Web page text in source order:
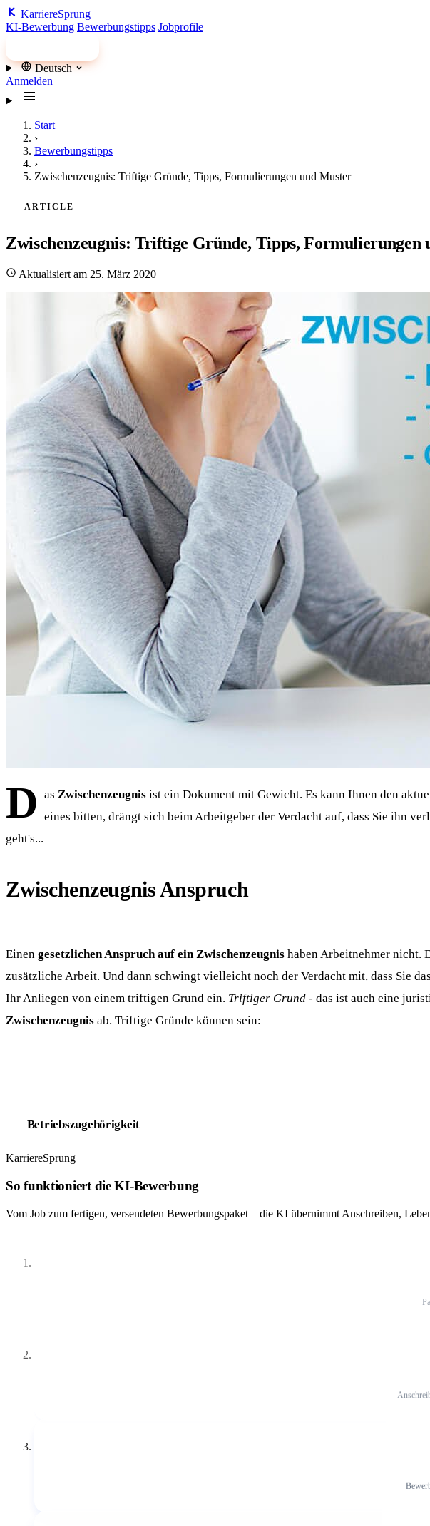
KarriereSprung
KI-Bewerbung Bewerbungstipps Jobprofile
Deutsch
Anmelden
Start
›
Bewerbungstipps
›
Zwischenzeugnis: Triftige Gründe, Tipps, Formulierungen und Muster
ARTICLE
Zwischenzeugnis: Triftige Gründe, Tipps, Formulierungen
Aktualisiert am 25. März 2020
D as Zwischenzeugnisist ein Dokument mit Gewicht. Es kann Ihnen den
eines bitten, drängt sich beim Arbeitgeber der Verdacht auf, dass Sie ihn
geht's...
Zwischenzeugnis Anspruch
Einen gesetzlichen Anspruch auf ein Zwischenzeugnis haben Arbeitnehmer nicht.
zusätzliche Arbeit. Und dann schwingt vielleicht noch der Verdacht mit, dass Sie
Ihr Anliegen von einem triftigen Grund ein. Triftiger Grund - das ist auch eine
Zwischenzeugnis ab. Triftige Gründe können sein:
Betriebszugehörigkeit
KarriereSprung
So funktioniert die KI-Bewerbung
Vom Job zum fertigen, versendeten Bewerbungspaket – die KI übernimmt Anschreiben,